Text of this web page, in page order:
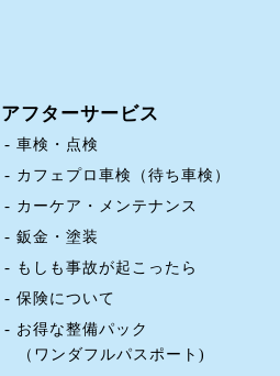
アフターサービス
車検・点検
カフェプロ車検（待ち車検）
カーケア・メンテナンス
鈑金・塗装
もしも事故が起こったら
保険について
お得な整備パック
（ワンダフルパスポート)